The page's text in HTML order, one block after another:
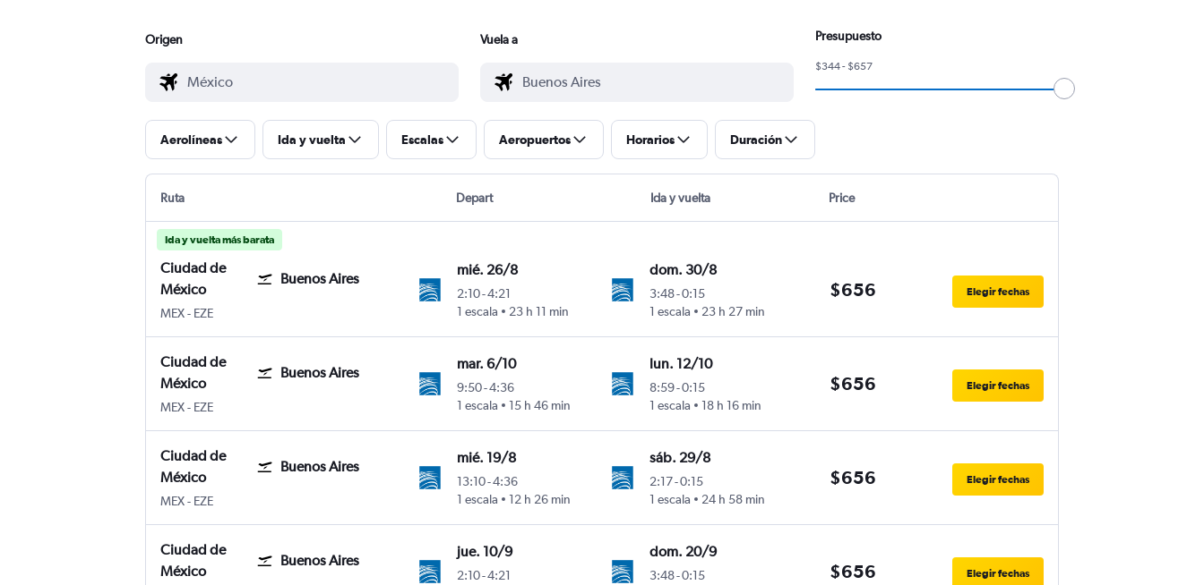
Origen Vuela a Presupuesto
$344 - $657
Aerolíneas Ida y vuelta Escalas Aeropuertos Horarios Duración
Ruta Depart Ida y vuelta Price
Ida y vuelta más barata
Ciudad de
México
Buenos Aires
MEX- EZE
mié. 26/8
2:10-4:21
1 escala
23 h 11 min
dom. 30/8
3:48-0:15
1 escala
23 h 27 min
$656 Elegir fechas
Ciudad de
México
Buenos Aires
MEX- EZE
mar. 6/10
9:50-4:36
1 escala
15 h 46 min
lun. 12/10
8:59-0:15
1 escala
18 h 16 min
$656 Elegir fechas
Ciudad de
México
Buenos Aires
MEX- EZE
mié. 19/8
13:10-4:36
1 escala
12 h 26 min
sáb. 29/8
2:17-0:15
1 escala
24 h 58 min
$656 Elegir fechas
Ciudad de
México
Buenos Aires
jue. 10/9
2:10-4:21
dom. 20/9
3:48-0:15
$656 Elegir fechas